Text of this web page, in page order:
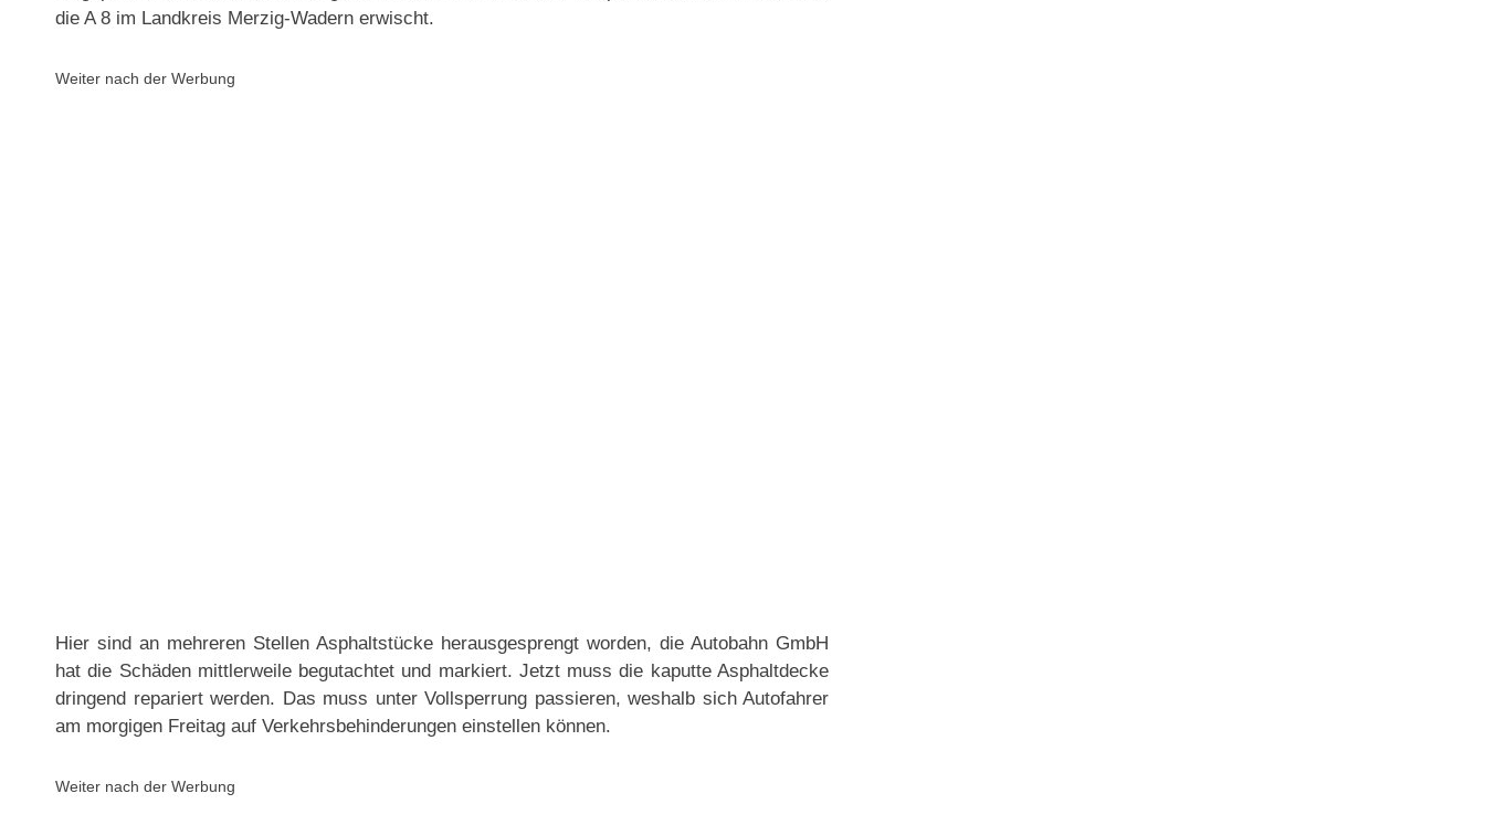
die A 8 im Landkreis Merzig-Wadern erwischt.
Weiter nach der Werbung
Hier sind an mehreren Stellen Asphaltstücke herausgesprengt worden, die Autobahn GmbH
hat die Schäden mittlerweile begutachtet und markiert. Jetzt muss die kaputte Asphaltdecke
dringend repariert werden. Das muss unter Vollsperrung passieren, weshalb sich Autofahrer
am morgigen Freitag auf Verkehrsbehinderungen einstellen können.
Weiter nach der Werbung